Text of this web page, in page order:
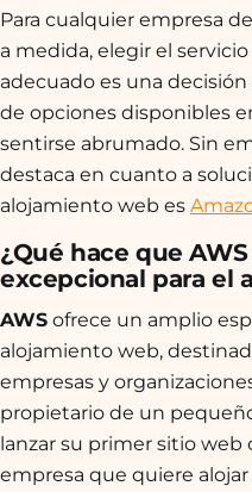
Para cualquier empresa
a medida, elegir el
adecuado es una
de opciones disponibles
sentirse abrumado. Sin
destaca en cuanto a
alojamiento web es
¿Qué hace que
excepcional para el
AWS ofrece un amplio
alojamiento web,
empresas y
propietario de un
lanzar su primer sitio web
empresa que quiere